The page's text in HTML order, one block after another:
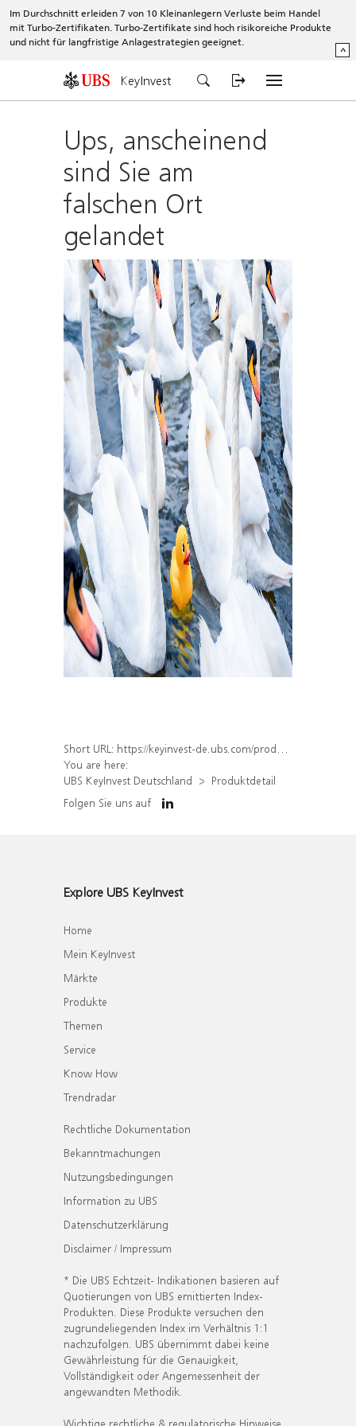
Im Durchschnitt erleiden 7 von 10 Kleinanlegern Verluste beim Handel
mit Turbo-Zertifikaten. Turbo-Zertifikate sind hoch risikoreiche Produkte
und nicht für langfristige Anlagestrategien geeignet.
^
KeyInvest
Ups, anscheinend
sind Sie am
falschen Ort
gelandet
Short URL: https://keyinvest-de.ubs.com/produkt/detail/index/isin/DE000WA5JAT1
You are here:
UBS KeyInvest Deutschland
Produktdetail
Folgen Sie uns auf
Explore UBS KeyInvest
Home
Mein KeyInvest
Märkte
Produkte
Themen
Service
Know How
Trendradar
Rechtliche Dokumentation
Bekanntmachungen
Nutzungsbedingungen
Information zu UBS
Datenschutzerklärung
Disclaimer / Impressum
* Die UBS Echtzeit- Indikationen basieren auf
Quotierungen von UBS emittierten Index-
Produkten. Diese Produkte versuchen den
zugrundeliegenden Index im Verhältnis 1:1
nachzufolgen. UBS übernimmt dabei keine
Gewährleistung für die Genauigkeit,
Vollständigkeit oder Angemessenheit der
angewandten Methodik.